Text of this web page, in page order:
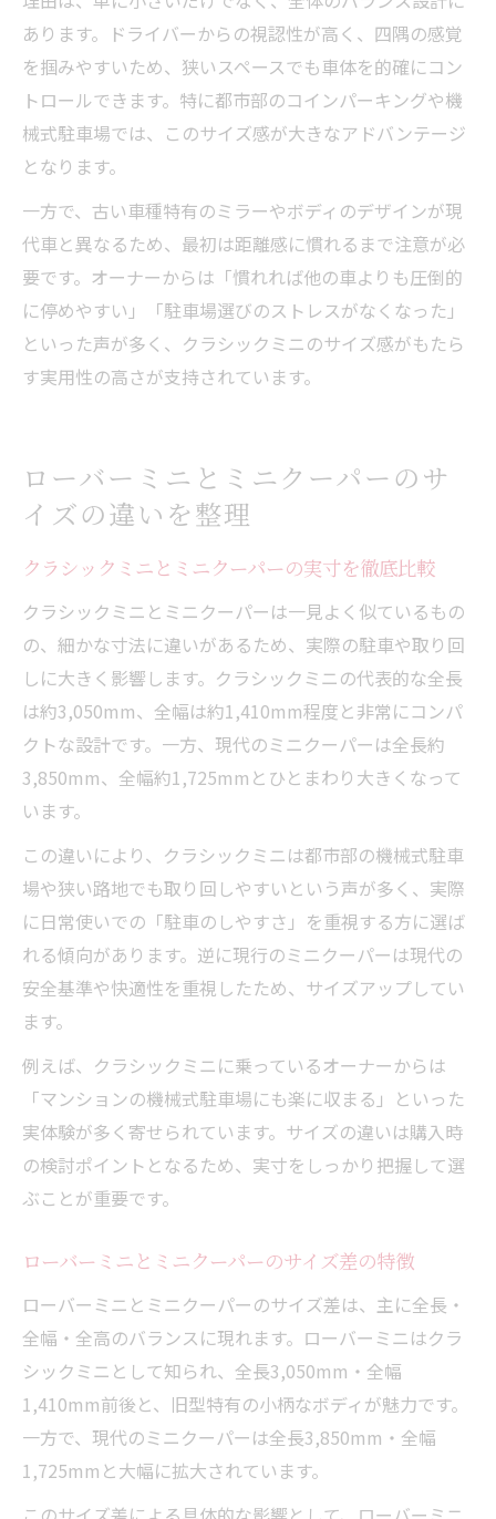
あります。ドライバーからの視認性が高く、四隅の感覚
を掴みやすいため、狭いスペースでも車体を的確にコン
トロールできます。特に都市部のコインパーキングや機
械式駐車場では、このサイズ感が大きなアドバンテージ
となります。
一方で、古い車種特有のミラーやボディのデザインが現
代車と異なるため、最初は距離感に慣れるまで注意が必
要です。オーナーからは「慣れれば他の車よりも圧倒的
に停めやすい」「駐車場選びのストレスがなくなった」
といった声が多く、クラシックミニのサイズ感がもたら
す実用性の高さが支持されています。
ローバーミニとミニクーパーのサ
イズの違いを整理
クラシックミニとミニクーパーの実寸を徹底比較
クラシックミニとミニクーパーは一見よく似ているもの
の、細かな寸法に違いがあるため、実際の駐車や取り回
しに大きく影響します。クラシックミニの代表的な全長
は約3,050mm、全幅は約1,410mm程度と非常にコンパ
クトな設計です。一方、現代のミニクーパーは全長約
3,850mm、全幅約1,725mmとひとまわり大きくなって
います。
この違いにより、クラシックミニは都市部の機械式駐車
場や狭い路地でも取り回しやすいという声が多く、実際
に日常使いでの「駐車のしやすさ」を重視する方に選ば
れる傾向があります。逆に現行のミニクーパーは現代の
安全基準や快適性を重視したため、サイズアップしてい
ます。
例えば、クラシックミニに乗っているオーナーからは
「マンションの機械式駐車場にも楽に収まる」といった
実体験が多く寄せられています。サイズの違いは購入時
の検討ポイントとなるため、実寸をしっかり把握して選
ぶことが重要です。
ローバーミニとミニクーパーのサイズ差の特徴
ローバーミニとミニクーパーのサイズ差は、主に全長・
全幅・全高のバランスに現れます。ローバーミニはクラ
シックミニとして知られ、全長3,050mm・全幅
1,410mm前後と、旧型特有の小柄なボディが魅力です。
一方で、現代のミニクーパーは全長3,850mm・全幅
1,725mmと大幅に拡大されています。